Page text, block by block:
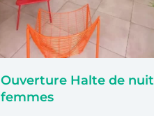
Ouverture Halte de nuit
femmes